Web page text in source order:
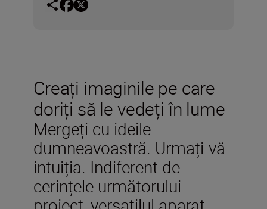
Creați imaginile pe care
doriți să le vedeți în lume
Mergeți cu ideile
dumneavoastră. Urmați-vă
intuiția. Indiferent de
cerințele următorului